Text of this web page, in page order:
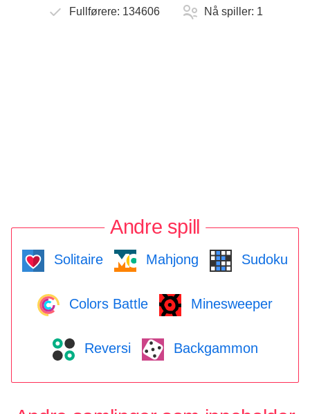
Fullførere: 134606 Nå spiller: 1
Andre spill
Solitaire Mahjong Sudoku
Colors Battle Minesweeper
Reversi Backgammon